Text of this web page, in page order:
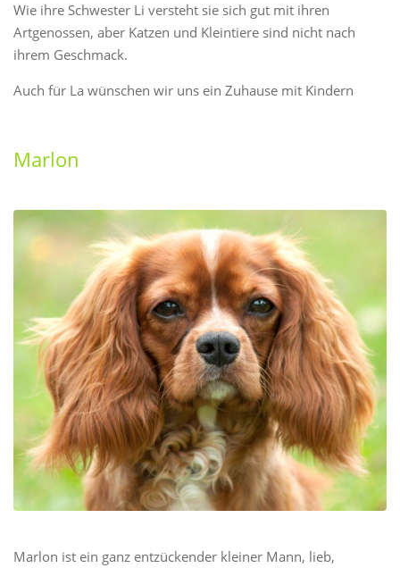
Wie ihre Schwester Li versteht sie sich gut mit ihren
Artgenossen, aber Katzen und Kleintiere sind nicht nach
ihrem Geschmack.
Auch für La wünschen wir uns ein Zuhause mit Kindern
Marlon
Marlon ist ein ganz entzückender kleiner Mann, lieb,